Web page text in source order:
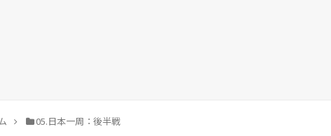
05.日本一周：後半戦